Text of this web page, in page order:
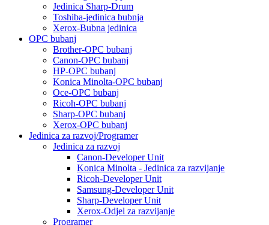
Jedinica Sharp-Drum
Toshiba-jedinica bubnja
Xerox-Bubna jedinica
OPC bubanj
Brother-OPC bubanj
Canon-OPC bubanj
HP-OPC bubanj
Konica Minolta-OPC bubanj
Oce-OPC bubanj
Ricoh-OPC bubanj
Sharp-OPC bubanj
Xerox-OPC bubanj
Jedinica za razvoj/Programer
Jedinica za razvoj
Canon-Developer Unit
Konica Minolta - Jedinica za razvijanje
Ricoh-Developer Unit
Samsung-Developer Unit
Sharp-Developer Unit
Xerox-Odjel za razvijanje
Programer